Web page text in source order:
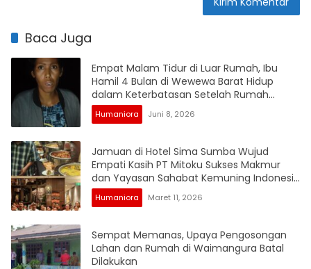
Baca Juga
Empat Malam Tidur di Luar Rumah, Ibu
Hamil 4 Bulan di Wewewa Barat Hidup
dalam Keterbatasan Setelah Rumah
Disegel
Humaniora Juni 8, 2026
Jamuan di Hotel Sima Sumba Wujud
Empati Kasih PT Mitoku Sukses Makmur
dan Yayasan Sahabat Kemuning Indonesia
untuk Anak Kurang Beruntung di SBD
Humaniora Maret 11, 2026
Sempat Memanas, Upaya Pengosongan
Lahan dan Rumah di Waimangura Batal
Dilakukan